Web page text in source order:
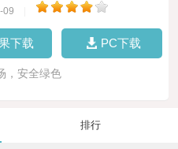
09
下载 PC下载
，安全绿色
排行